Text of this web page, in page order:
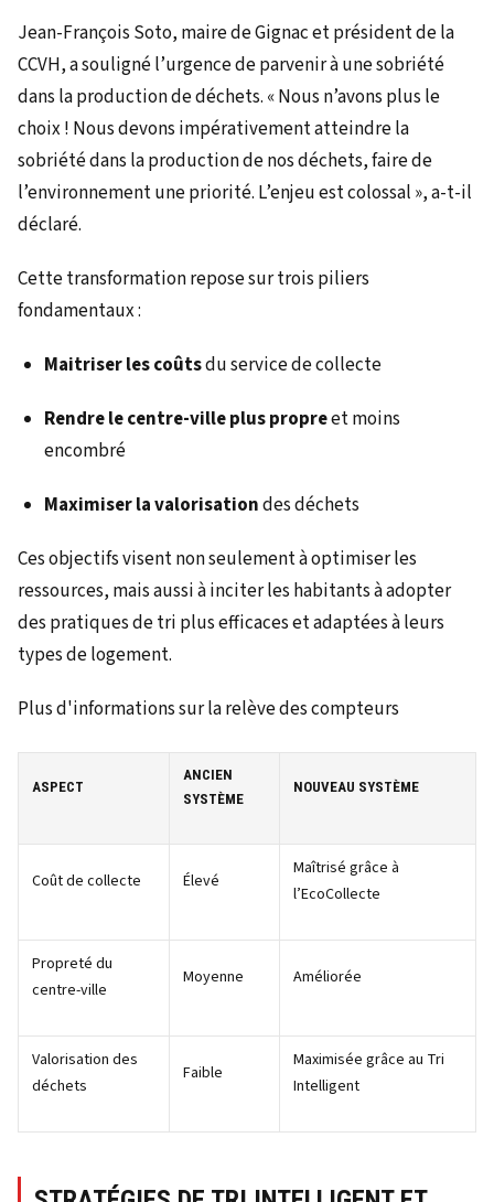
Jean-François Soto, maire de Gignac et président de la
CCVH, a souligné l’urgence de parvenir à une sobriété
dans la production de déchets. « Nous n’avons plus le
choix ! Nous devons impérativement atteindre la
sobriété dans la production de nos déchets, faire de
l’environnement une priorité. L’enjeu est colossal », a-t-il
déclaré.
Cette transformation repose sur trois piliers
fondamentaux :
Maitriser les coûtsdu service de collecte
Rendre le centre-ville plus propreet moins
encombré
Maximiser la valorisationdes déchets
Ces objectifs visent non seulement à optimiser les
ressources, mais aussi à inciter les habitants à adopter
des pratiques de tri plus efficaces et adaptées à leurs
types de logement.
Plus d'informations sur la relève des compteurs
ASPECT
ANCIEN
SYSTÈME
NOUVEAU SYSTÈME
Coût de collecte Élevé
Maîtrisé grâce à
l’EcoCollecte
Propreté du
centre-ville
Moyenne Améliorée
Valorisation des
déchets
Faible
Maximisée grâce au Tri
Intelligent